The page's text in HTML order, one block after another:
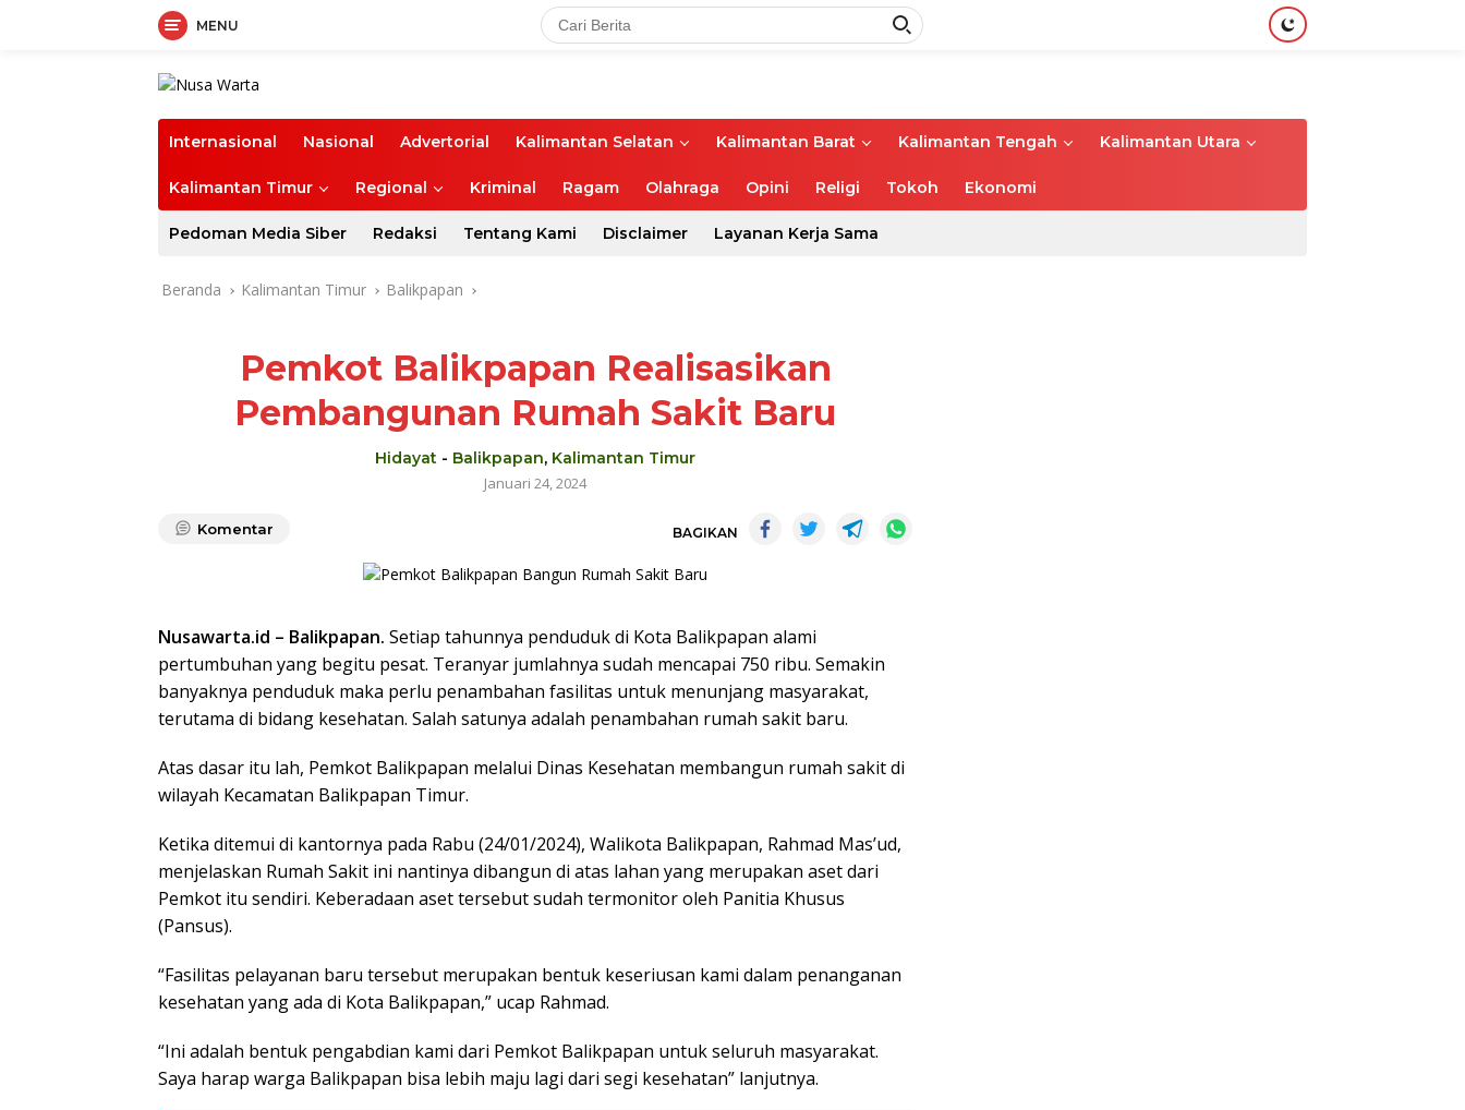
MENU
Internasional Nasional Advertorial Kalimantan Selatan Kalimantan Barat Kalimantan Tengah Kalimantan Utara
Kalimantan Timur Regional Kriminal Ragam Olahraga Opini Religi Tokoh Ekonomi
Pedoman Media Siber Redaksi Tentang Kami Disclaimer Layanan Kerja Sama
Beranda Kalimantan Timur Balikpapan
Pemkot Balikpapan Realisasikan
Pembangunan Rumah Sakit Baru
Hidayat - Balikpapan, Kalimantan Timur
Januari 24, 2024
Komentar BAGIKAN
Nusawarta.id – Balikpapan. Setiap tahunnya penduduk di Kota Balikpapan alami
pertumbuhan yang begitu pesat. Teranyar jumlahnya sudah mencapai 750 ribu. Semakin
banyaknya penduduk maka perlu penambahan fasilitas untuk menunjang masyarakat,
terutama di bidang kesehatan. Salah satunya adalah penambahan rumah sakit baru.
Atas dasar itu lah, Pemkot Balikpapan melalui Dinas Kesehatan membangun rumah sakit di
wilayah Kecamatan Balikpapan Timur.
Ketika ditemui di kantornya pada Rabu (24/01/2024), Walikota Balikpapan, Rahmad Mas’ud,
menjelaskan Rumah Sakit ini nantinya dibangun di atas lahan yang merupakan aset dari
Pemkot itu sendiri. Keberadaan aset tersebut sudah termonitor oleh Panitia Khusus
(Pansus).
“Fasilitas pelayanan baru tersebut merupakan bentuk keseriusan kami dalam penanganan
kesehatan yang ada di Kota Balikpapan,” ucap Rahmad.
“Ini adalah bentuk pengabdian kami dari Pemkot Balikpapan untuk seluruh masyarakat.
Saya harap warga Balikpapan bisa lebih maju lagi dari segi kesehatan” lanjutnya.